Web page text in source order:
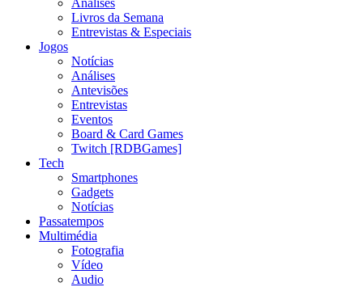
Livros da Semana
Entrevistas & Especiais
Jogos
Notícias
Análises
Antevisões
Entrevistas
Eventos
Board & Card Games
Twitch [RDBGames]
Tech
Smartphones
Gadgets
Notícias
Passatempos
Multimédia
Fotografia
Vídeo
Audio